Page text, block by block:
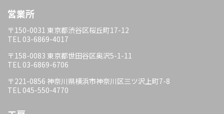
ョ
ン
営業所
〒150-0031 東京都渋谷区桜丘町17-12
TEL 03-6869-4017
〒158-0083 東京都世田谷区奥沢5-1-11
TEL 03-6869-6706
〒221-0856 神奈川県横浜市神奈川区三ツ沢上町7-8
TEL 045-550-4770